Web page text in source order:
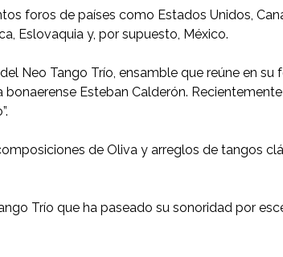
foros de países como Estados Unidos,
Eslovaquia y, por supuesto, México.
Neo Tango Trío, ensamble que reúne en
Esteban Calderón.
de Oliva y arreglos de tangos
Trío que ha paseado su sonoridad por